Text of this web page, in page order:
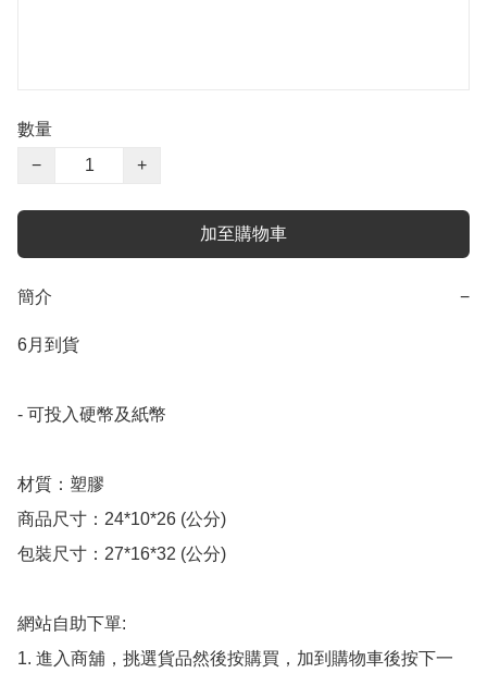
數量
−
+
加至購物車
簡介 −
6月到貨
- 可投入硬幣及紙幣
材質：塑膠
商品尺寸：24*10*26 (公分)
包裝尺寸：27*16*32 (公分)
網站自助下單:
1. 進入商舖，挑選貨品然後按購買，加到購物車後按下一